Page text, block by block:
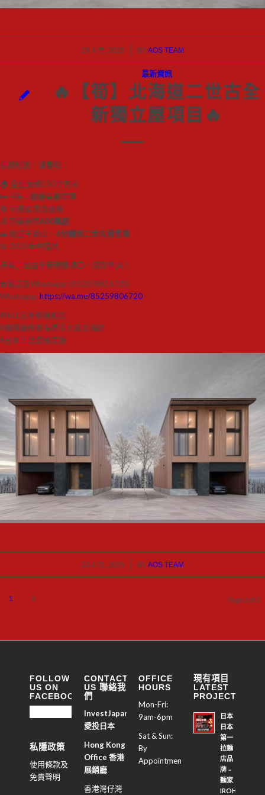
25 4 月, 2025
/ BYAOS TEAM
最新資訊
🔥【筍】北海道二世古全
新獨立屋項目🔥
長話短說，講重點：
🏠 全屋面積150平方米
🛏 4房一廳連有蓋車庫
🔄 可按要求改間格
💰 只需港幣600萬起
🗻 眺望羊蹄山， 6分鐘到二世古滑雪場
📅 2026年中落成
另有二世古全新現樓項目，請即查詢！
☎️電話及Whatsapp: (852)5980 6720
Whatsapp:https://wa.me/85259806720
#No1日本移居顧問
#團隊遍佈香港東京大阪北海道
#日本生活最強支援
23 4 月, 2025
/ BYAOS TEAM
Page 2 of 2
1 2
FOLLOW
US ON
FACEBOOK
私隱政策
使用條款及
免責聲明
CONTACT
US 聯絡我
們
InvestJapan
愛投日本
Hong Kong
Office 香港
展銷廳
香港灣仔灣
OFFICE
HOURS
Mon-Fri:
9am-6pm
Sat & Sun:
By
Appointment
現有項目
LATEST
PROJECTS
日本
日本
第一
拉麵
店品
牌﹣
麵家
IROHA